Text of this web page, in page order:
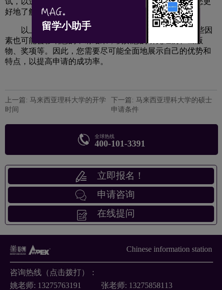
好地了解USM博士课程的要求和特点。
以上是USM博士申请的基本条件，但是还有其他一些因
素也可能会影响您的申请结果，例如您的研究经历、出版
物、奖项等。因此，您需要尽可能全面地展示自己的优势和
特点，以提高申请的成功率。
上一篇: 马来西亚理科大学的开学
时间
下一篇: 马来西亚理科大学的硕士
申请条件
全球热线
400-101-3391
立即报名！
申请咨询
在线提问
Chinese information station
咨询热线（点击拨打）：
姚老师: 13275763191 张老师: 13275858113
留学小助手